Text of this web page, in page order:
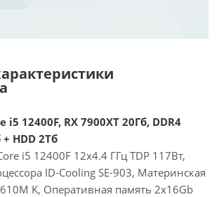
12400F, RX 7900XT 20Гб, DDR4
+ HDD 2Тб
i5 12400F 12x4.4 ГГц TDP 117Вт,
ID-Cooling SE-903, Материнская
K, Оперативная память 2x16Gb